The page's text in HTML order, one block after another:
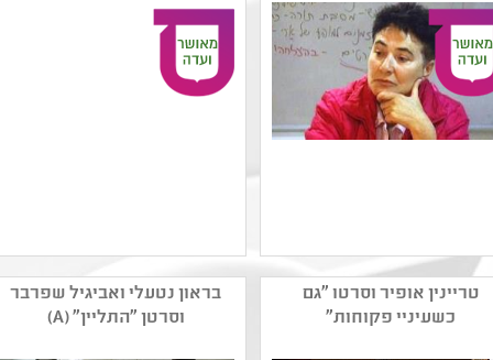
שם המפיק: חן איתמר
קטגוריה: קולנוע תיעודי
קהל יעד: ו - יב
נושאים: קבוצות בחברה
הימן
קטגוריה: קולנוע תיעודי
קהל יעד: ז - יב
טריינין אופיר וסרטו "גם
כשעיניי פקוחות"
בראון נטעלי ואביגיל שפרבר
וסרטן "התליין" (A)